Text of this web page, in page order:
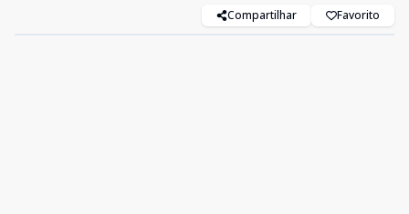
Compartilhar Favorito